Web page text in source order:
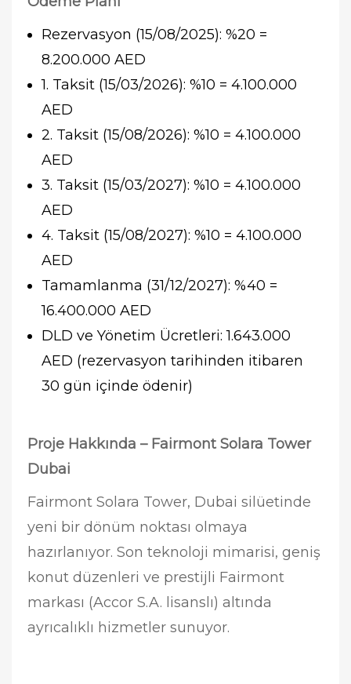
Rezervasyon (15/08/2025): %20 =
8.200.000 AED
1. Taksit (15/03/2026): %10 = 4.100.000
AED
2. Taksit (15/08/2026): %10 = 4.100.000
AED
3. Taksit (15/03/2027): %10 = 4.100.000
AED
4. Taksit (15/08/2027): %10 = 4.100.000
AED
Tamamlanma (31/12/2027): %40 =
16.400.000 AED
DLD ve Yönetim Ücretleri: 1.643.000
AED (rezervasyon tarihinden itibaren
30 gün içinde ödenir)
Proje Hakkında – Fairmont Solara Tower
Dubai
Fairmont Solara Tower, Dubai silüetinde
yeni bir dönüm noktası olmaya
hazırlanıyor. Son teknoloji mimarisi, geniş
konut düzenleri ve prestijli Fairmont
markası (Accor S.A. lisanslı) altında
ayrıcalıklı hizmetler sunuyor.